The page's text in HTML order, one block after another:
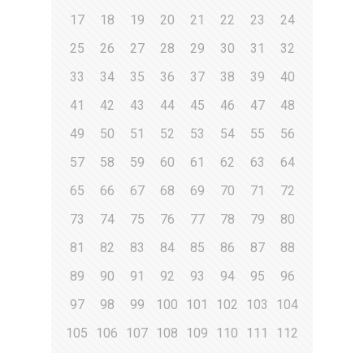
17
18 19 20 21 22 23
24
25
26 27 28 29 30 31
32
33
34 35 36 37 38 39
40
41
42 43 44 45 46 47
48
49
50 51 52 53 54 55
56
57
58 59 60 61 62 63
64
65
66 67 68 69 70 71
72
73
74 75 76 77 78 79
80
81
82 83 84 85 86 87
88
89
90 91 92 93 94 95
96
97
98 99 100 101 102 103
104
105
106 107 108 109 110 111
112